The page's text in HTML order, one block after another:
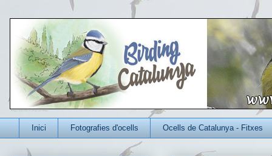
Un blog per conèixer millor els ocells que viuen a Catalunya
Inici Fotografies d'ocells Ocells de Catalunya - Fitxes